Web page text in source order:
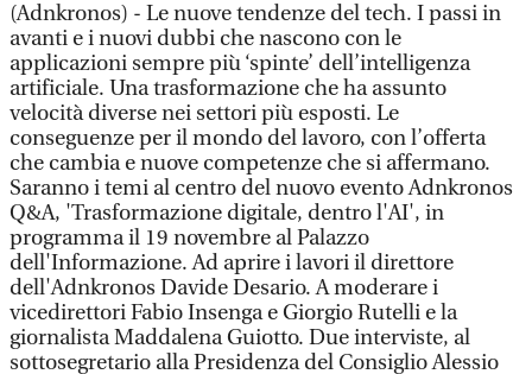
(Adnkronos) - Le nuove tendenze del tech. I passi in
avanti e i nuovi dubbi che nascono con le
applicazioni sempre più ‘spinte’ dell’intelligenza
artificiale. Una trasformazione che ha assunto
velocità diverse nei settori più esposti. Le
conseguenze per il mondo del lavoro, con l’offerta
che cambia e nuove competenze che si affermano.
Saranno i temi al centro del nuovo evento Adnkronos
Q&A, 'Trasformazione digitale, dentro l'AI', in
programma il 19 novembre al Palazzo
dell'Informazione. Ad aprire i lavori il direttore
dell'Adnkronos Davide Desario. A moderare i
vicedirettori Fabio Insenga e Giorgio Rutelli e la
giornalista Maddalena Guiotto. Due interviste, al
sottosegretario alla Presidenza del Consiglio Alessio